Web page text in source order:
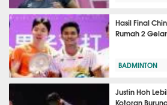
Hasil Final
Rumah 2
BADMINTON
Justin Hoh
Kotoran